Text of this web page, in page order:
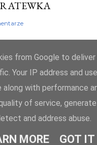
przez usługę Blogger
obrazów motywu:Mae Burke
2010 - 2024. Wszelkie prawa
from Google to
Your IP address and
along with performance
of service, generate
and address abuse.
MORE GOT IT